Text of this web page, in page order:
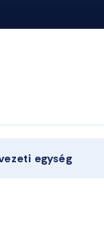
egység